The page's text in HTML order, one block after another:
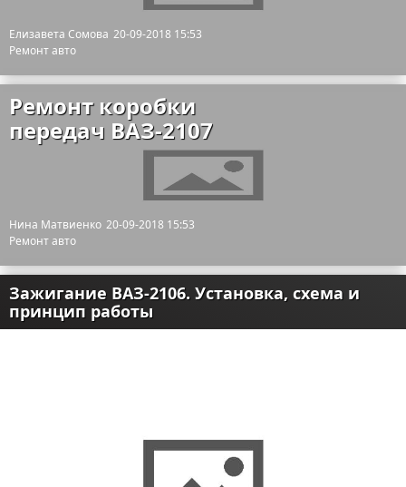
Елизавета Сомова 20-09-2018 15:53
Ремонт авто
Ремонт коробки
передач ВАЗ-2107
Нина Матвиенко 20-09-2018 15:53
Ремонт авто
Зажигание ВАЗ-2106. Установка, схема и
принцип работы